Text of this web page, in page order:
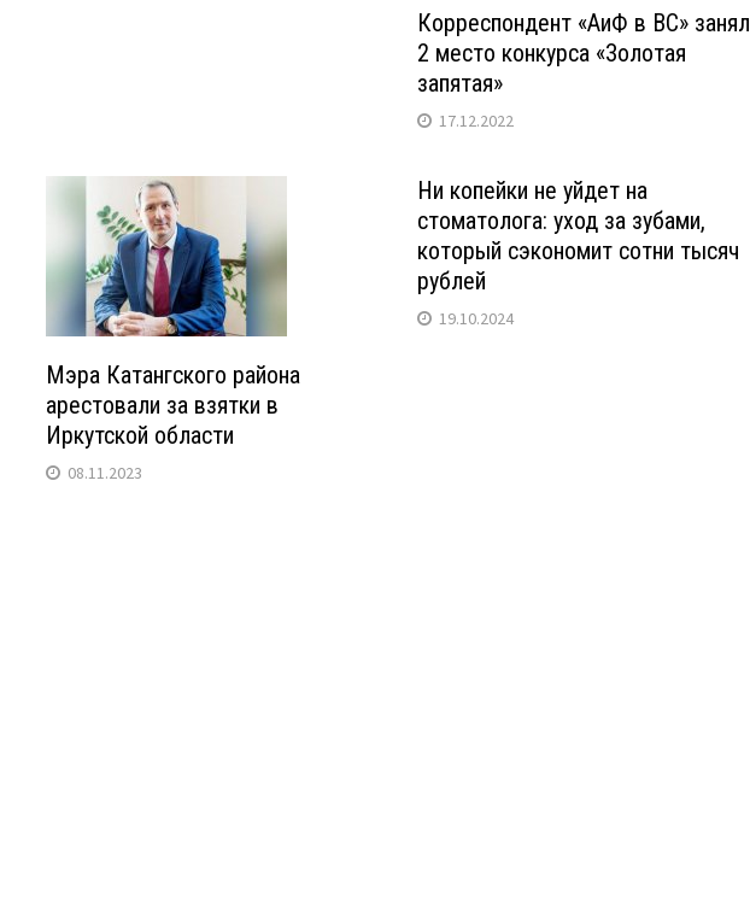
Корреспондент «АиФ в ВС» занял
2 место конкурса «Золотая
запятая»
17.12.2022
Мэра Катангского района
арестовали за взятки в
Иркутской области
08.11.2023
Ни копейки не уйдет на
стоматолога: уход за зубами,
который сэкономит сотни тысяч
рублей
19.10.2024